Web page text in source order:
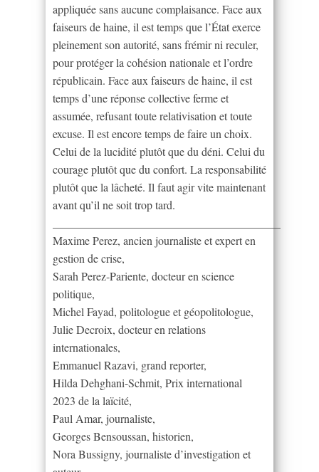
appliquée sans aucune complaisance. Face aux
faiseurs de haine, il est temps que l’État exerce
pleinement son autorité, sans frémir ni reculer,
pour protéger la cohésion nationale et l’ordre
républicain. Face aux faiseurs de haine, il est
temps d’une réponse collective ferme et
assumée, refusant toute relativisation et toute
excuse. Il est encore temps de faire un choix.
Celui de la lucidité plutôt que du déni. Celui du
courage plutôt que du confort. La responsabilité
plutôt que la lâcheté. Il faut agir vite maintenant
avant qu’il ne soit trop tard.
Maxime Perez, ancien journaliste et expert en
gestion de crise,
Sarah Perez-Pariente, docteur en science
politique,
Michel Fayad, politologue et géopolitologue,
Julie Decroix, docteur en relations
internationales,
Emmanuel Razavi, grand reporter,
Hilda Dehghani-Schmit, Prix international
2023 de la laïcité,
Paul Amar, journaliste,
Georges Bensoussan, historien,
Nora Bussigny, journaliste d’investigation et